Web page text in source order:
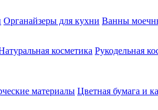
Органайзеры для кухни Ванны
косметика Рукодельная
материалы Цветная бумага и